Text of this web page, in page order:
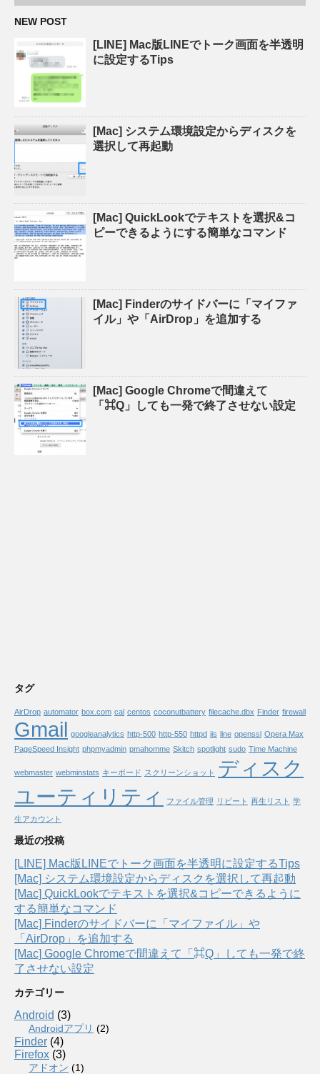
NEW POST
[LINE] Mac版LINEでトーク画面を半透明
に設定するTips
[Mac] システム環境設定からディスクを
選択して再起動
[Mac] QuickLookでテキストを選択&コ
ピーできるようにする簡単なコマンド
[Mac] Finderのサイドバーに「マイファ
イル」や「AirDrop」を追加する
[Mac] Google Chromeで間違えて
「⌘Q」しても一発で終了させない設定
タグ
AirDrop automator box.com cal centos coconutbattery filecache.dbx Finder firewall
Gmail googleanalytics http-500 http-550 httpd iis line openssl Opera Max
PageSpeed Insight phpmyadmin pmahomme Skitch spotlight sudo Time Machine
webmaster webminstats キーボード スクリーンショット
ディスク
ユーティリティ
ファイル管理 リピート 再生リスト 学
生アカウント
最近の投稿
[LINE] Mac版LINEでトーク画面を半透明に設定するTips
[Mac] システム環境設定からディスクを選択して再起動
[Mac] QuickLookでテキストを選択&コピーできるように
する簡単なコマンド
[Mac] Finderのサイドバーに「マイファイル」や
「AirDrop」を追加する
[Mac] Google Chromeで間違えて「⌘Q」しても一発で終
了させない設定
カテゴリー
Android (3)
Androidアプリ (2)
Finder (4)
Firefox (3)
アドオン (1)